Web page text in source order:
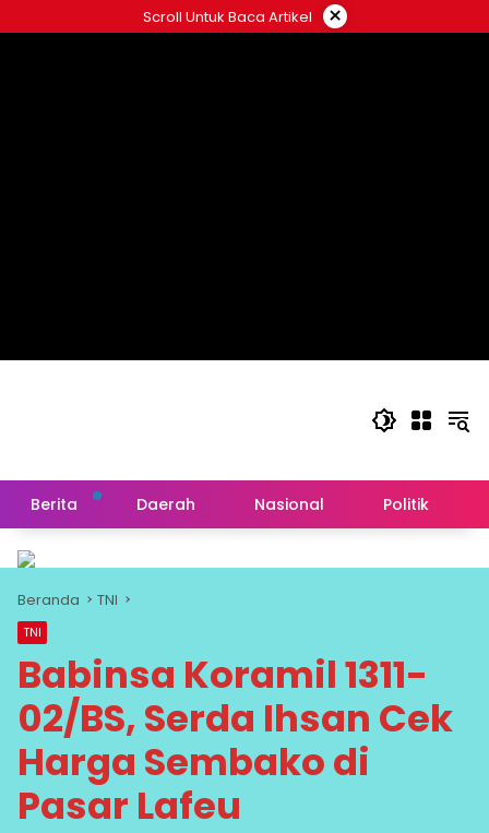
ke
Scroll Untuk Baca Artikel ×
Berita Daerah Nasional Politik
Beranda TNI
TNI
Babinsa Koramil 1311-
02/BS, Serda Ihsan Cek
Harga Sembako di
Pasar Lafeu